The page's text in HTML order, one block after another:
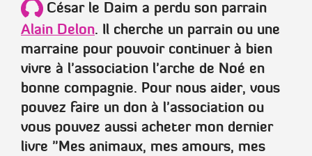
Césarle Daim a perdu son parrain
Alain Delon. Il cherche un parrain ou une
marraine pour pouvoir continuer à bien
vivre à l'association l'arche de Noé en
bonne compagnie. Pour nous aider, vous
pouvez faire un don à l'association ou
vous pouvez aussi acheter mon dernier
livre "Mes animaux, mes amours, mes